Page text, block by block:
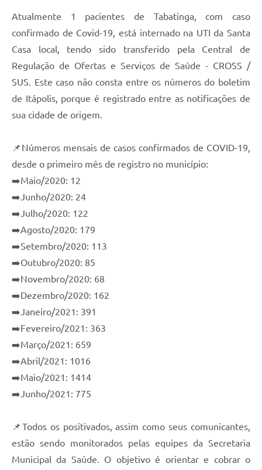
Enquete
Agenda
e-SIC
Atualmente 1 pacientes de Tabatinga, com caso
confirmado de Covid-19, está internado na UTI da Santa
Casa local, tendo sido transferido pela Central de
Regulação de Ofertas e Serviços de Saúde - CROSS /
SUS. Este caso não consta entre os números do boletim
de Itápolis, porque é registrado entre as notificações de
sua cidade de origem.
📌Números mensais de casos confirmados de COVID-19,
desde o primeiro mês de registro no município:
➡️Maio/2020: 12
➡️Junho/2020: 24
➡️Julho/2020: 122
➡️Agosto/2020: 179
➡️Setembro/2020: 113
➡️Outubro/2020: 85
➡️Novembro/2020: 68
➡️Dezembro/2020: 162
➡️Janeiro/2021: 391
➡️Fevereiro/2021: 363
➡️Março/2021: 659
➡️Abril/2021: 1016
➡️Maio/2021: 1414
➡️Junho/2021: 775
📌Todos os positivados, assim como seus comunicantes,
estão sendo monitorados pelas equipes da Secretaria
Municipal da Saúde. O objetivo é orientar e cobrar o